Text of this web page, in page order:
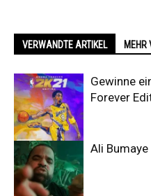
VERWANDTE ARTIKEL MEHR
Gewinne
Forever
Ali Bumaye